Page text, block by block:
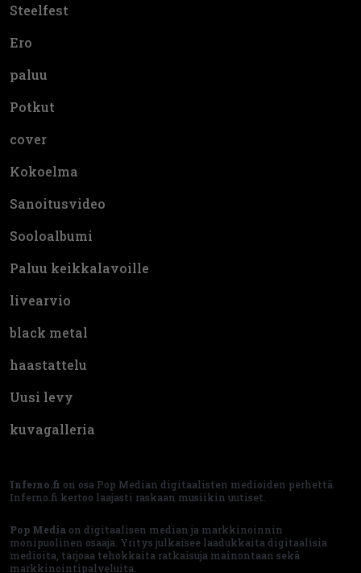
Steelfest
Ero
paluu
Potkut
cover
Kokoelma
Sanoitusvideo
Sooloalbumi
Paluu keikkalavoille
livearvio
black metal
haastattelu
Uusi levy
kuvagalleria
Inferno.fi on osa Pop Median digitaalisten medioiden perhettä.
Inferno.fi kertoo laajasti raskaan musiikin uutiset.
Pop Media on digitaalisen median ja markkinoinnin
monipuolinen osaaja. Yritys julkaisee laadukkaita digitaalisia
medioita, tarjoaa tehokkaita ratkaisuja mainontaan sekä
markkinointipalveluita.